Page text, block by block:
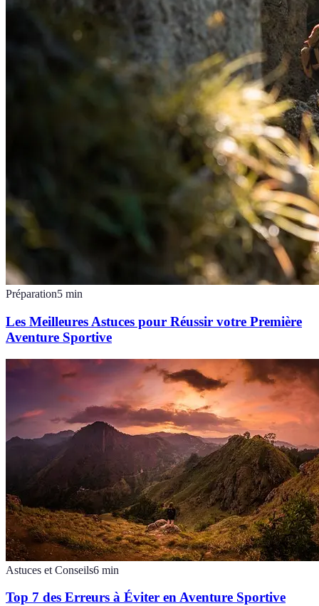
Préparation5 min
Les Meilleures Astuces pour Réussir votre Première
Aventure Sportive
Astuces et Conseils6 min
Top 7 des Erreurs à Éviter en Aventure Sportive